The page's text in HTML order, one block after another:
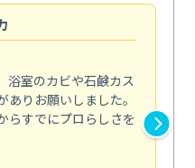
浴室のカビや石鹸カス
りお願いしました。
らすでにプロらしさを